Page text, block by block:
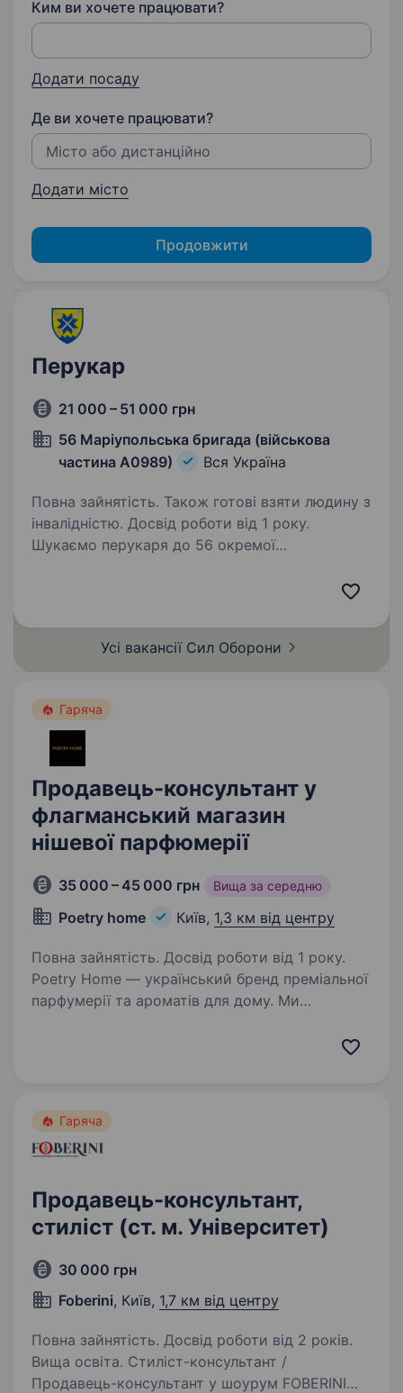
Ким ви хочете працювати?
Додати посаду
Де ви хочете працювати?
Додати місто
Продовжити
Перукар
21 000 – 51 000 грн
56 Маріупольська бригада (військова
частина А0989)
Вся Україна
Повна зайнятість. Також готові взяти людину з
інвалідністю. Досвід роботи від 1 року.
Шукаємо перукаря до 56 окремої
окрема мотопіхотна Маріупольська бригада —
України, сформований у 2015 році після
початку російської…
Усі вакансії Сил Оборони
Гаряча
Продавець-консультант у
флагманський магазин
нішевої парфюмерії
35 000 – 45 000 грн Вища за середню
Poetry home Київ, 1,3 км від центру
Повна зайнятість. Досвід роботи від 1 року.
Poetry Home — український бренд преміальної
парфумерії та ароматів для дому. Ми
у самому серці Києва — простір, де аромати,
Гаряча
Продавець-консультант,
стиліст (ст. м. Університет)
30 000 грн
Foberini, Київ, 1,7 км від центру
Повна зайнятість. Досвід роботи від 2 років.
Вища освіта. Стиліст-консультант /
Продавець-консультант у шоурум FOBERINI